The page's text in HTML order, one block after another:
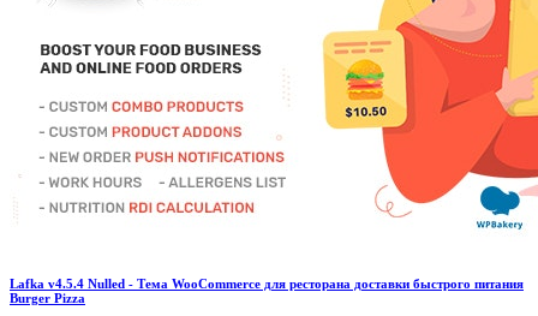
Lafka v4.5.4 Nulled - Тема WooCommerce для ресторана доставки быстрого питания
Burger Pizza